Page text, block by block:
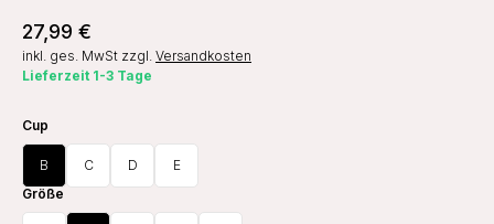
27,99 €
inkl. ges. MwSt zzgl. Versandkosten
Lieferzeit 1-3 Tage
Cup
B C D
E
Größe